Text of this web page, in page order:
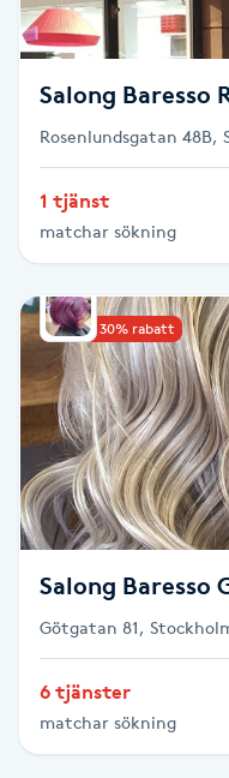
Fotsvamp
Fotvård
Fransborttagning
Fransfärgning
Fransförlängning
Fransförlängning
Fransförlängning Volym
Fransrengöring
Frekvensterapi
Salong Baresso
Rosenlundsgatan 48B,
1 tjänst
matchar sökning
Upp till 30% rabatt
Götgatan 81,
6 tjänster
matchar sökning